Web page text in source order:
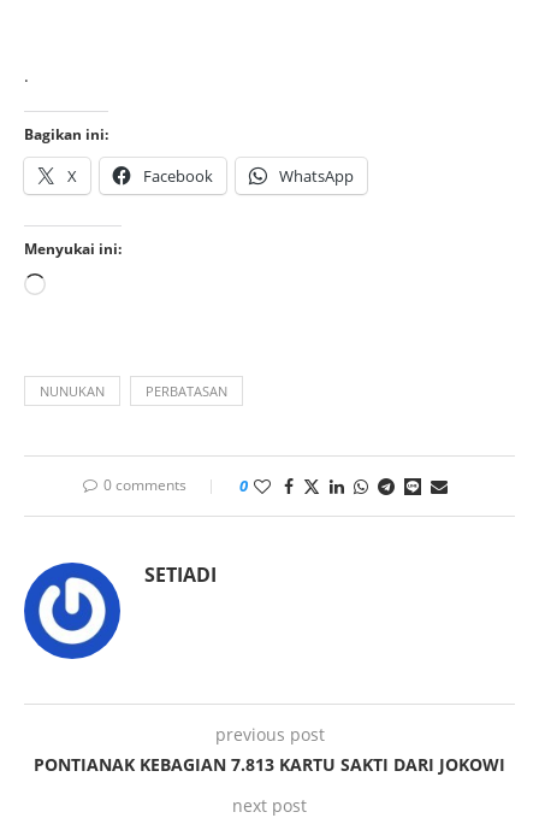
.
Bagikan ini:
X Facebook WhatsApp
Menyukai ini:
NUNUKAN PERBATASAN
0 comments 0
SETIADI
previous post
PONTIANAK KEBAGIAN 7.813 KARTU SAKTI DARI JOKOWI
next post